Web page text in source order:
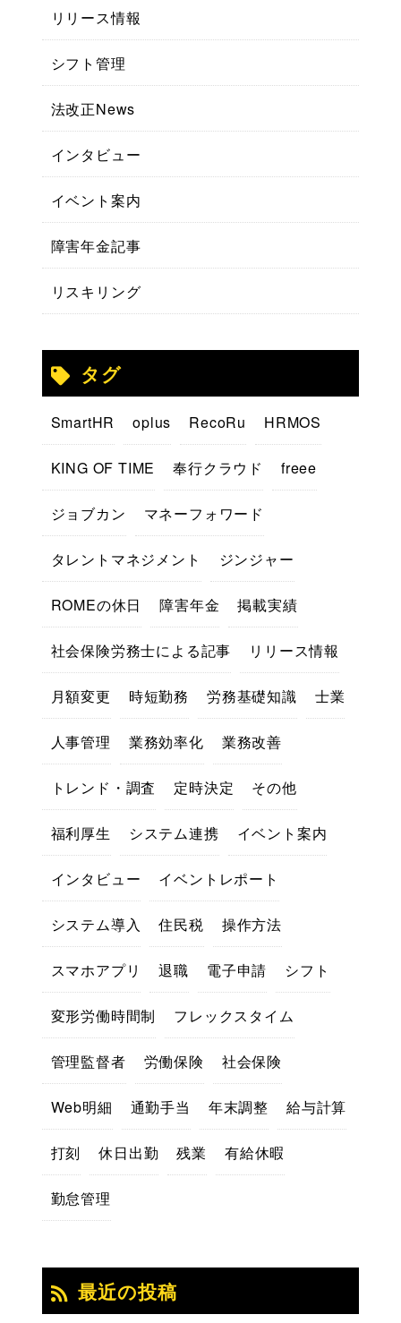
リリース情報
シフト管理
法改正News
インタビュー
イベント案内
障害年金記事
リスキリング
タグ
SmartHR oplus RecoRu HRMOS
KING OF TIME 奉行クラウド freee
ジョブカン マネーフォワード
タレントマネジメント ジンジャー
ROMEの休日 障害年金 掲載実績
社会保険労務士による記事 リリース情報
月額変更 時短勤務 労務基礎知識 士業
人事管理 業務効率化 業務改善
トレンド・調査 定時決定 その他
福利厚生 システム連携 イベント案内
インタビュー イベントレポート
システム導入 住民税 操作方法
スマホアプリ 退職 電子申請 シフト
変形労働時間制 フレックスタイム
管理監督者 労働保険 社会保険
Web明細 通勤手当 年末調整 給与計算
打刻 休日出勤 残業 有給休暇
勤怠管理
最近の投稿